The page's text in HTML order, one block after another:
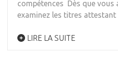
compétences Dès que vous
examinez les titres
LIRE LA SUITE